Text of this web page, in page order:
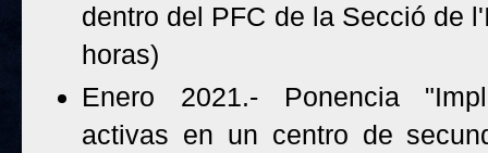
dentro del PFC de la Secció de
horas)
Enero 2021.- Ponencia
activas en un centro de